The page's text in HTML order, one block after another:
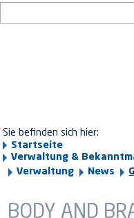
Sie befinden sich hier:
Startseite
Verwaltung &
Verwaltung
News
BODY AND